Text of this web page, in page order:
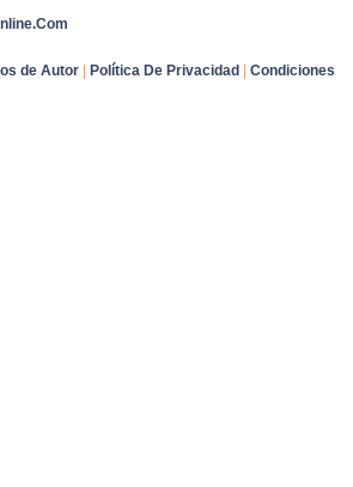
de Autor Política De Privacidad
Condiciones